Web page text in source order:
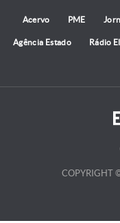
Acervo PME
Agência Estado Rádio
COPYRIGHT